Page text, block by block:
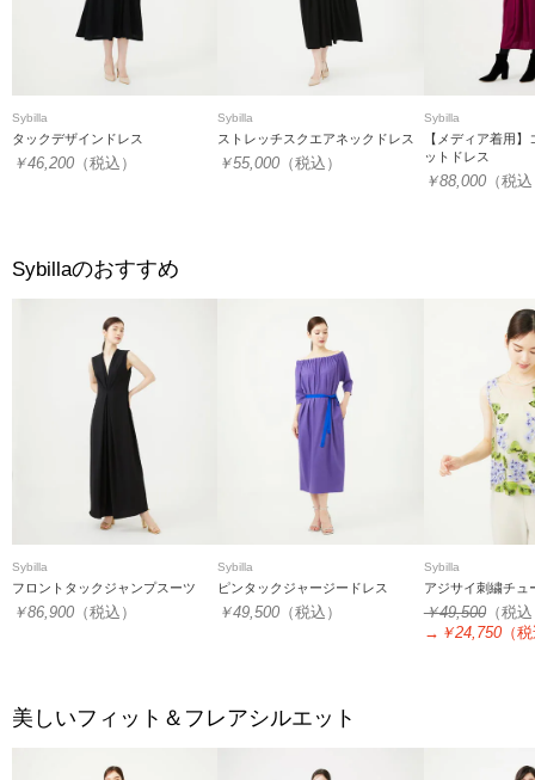
Sybilla
タックデザインドレス
￥46,200 （税込）
Sybilla
ストレッチスクエアネックドレス
￥55,000 （税込）
Sybilla
【メディア着用
ットドレス
￥88,000（税
Sybillaのおすすめ
Sybilla
フロントタックジャンプスーツ
￥86,900 （税込）
Sybilla
ピンタックジャージードレス
￥49,500 （税込）
Sybilla
アジサイ刺繍チュ
￥49,500（税
→ ￥24,750（
美しいフィット＆フレアシルエット